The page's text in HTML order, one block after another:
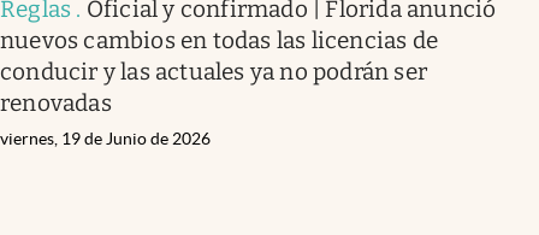
Reglas . Oficial y confirmado | Florida anunció
nuevos cambios en todas las licencias de
conducir y las actuales ya no podrán ser
renovadas
viernes, 19 de Junio de 2026